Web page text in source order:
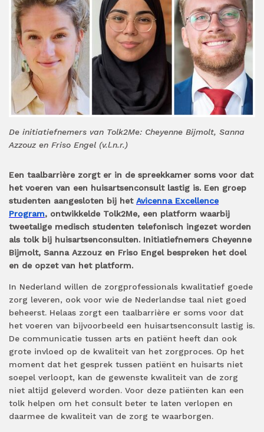
De initiatiefnemers van Tolk2Me: Cheyenne Bijmolt, Sanna
Azzouz en Friso Engel (v.l.n.r.)
Een taalbarrière zorgt er in de spreekkamer soms voor dat
het voeren van een huisartsenconsult lastig is. Een groep
studenten aangesloten bij het Avicenna Excellence
Program, ontwikkelde Tolk2Me, een platform waarbij
tweetalige medisch studenten telefonisch ingezet worden
als tolk bij huisartsenconsulten. Initiatiefnemers Cheyenne
Bijmolt, Sanna Azzouz en Friso Engel bespreken het doel
en de opzet van het platform.
In Nederland willen de zorgprofessionals kwalitatief goede
zorg leveren, ook voor wie de Nederlandse taal niet goed
beheerst. Helaas zorgt een taalbarrière er soms voor dat
het voeren van bijvoorbeeld een huisartsenconsult lastig is.
De communicatie tussen arts en patiënt heeft dan ook
grote invloed op de kwaliteit van het zorgproces. Op het
moment dat het gesprek tussen patiënt en huisarts niet
soepel verloopt, kan de gewenste kwaliteit van de zorg
niet altijd geleverd worden. Voor deze patiënten kan een
tolk helpen om het consult beter te laten verlopen en
daarmee de kwaliteit van de zorg te waarborgen.